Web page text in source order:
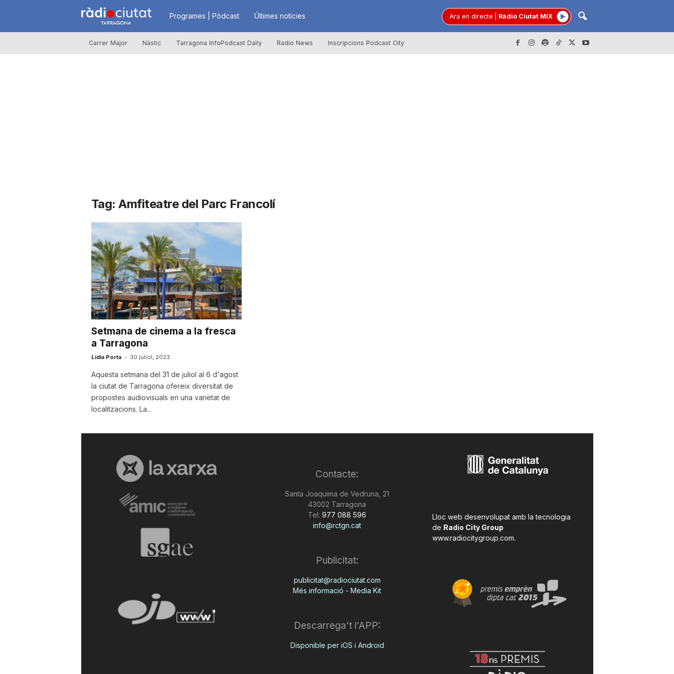
R
à
i
u
t
a
t
e
T
a
r
g
Programes | Pòdcast Últimes notícies Ara en directe Ràdio Ciutat MIX
Carrer Major Nàstic Tarragona InfoPodcast Daily Radio News Inscripcions Podcast City
Tag: Amfiteatre del Parc Francolí
Setmana de cinema a la fresca
a Tarragona
Lídia Porta - 30 juliol, 2023
Aquesta setmana del 31 de juliol al 6 d'agost
la ciutat de Tarragona ofereix diversitat de
propostes audiovisuals en una varietat de
localitzacions. La...
Contacte:
Santa Joaquima de Vedruna, 21
43002 Tarragona
Tel: 977 088 596
info@rctgn.cat
Publicitat:
publicitat@radiociutat.com
Més informació - Media Kit
Descarrega't l'APP:
Disponible per iOS i Android
Lloc web desenvolupat amb la tecnologia
de Radio City Group
www.radiocitygroup.com.